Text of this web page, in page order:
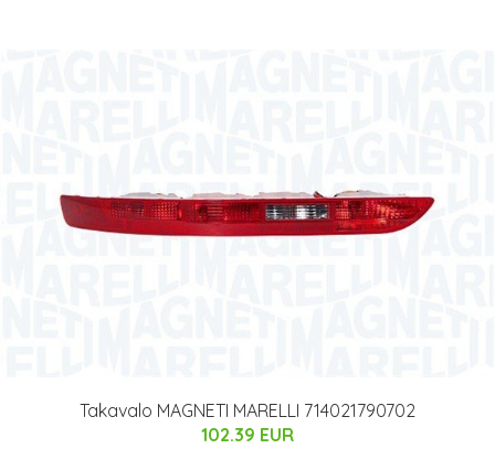
Takavalo MAGNETI MARELLI 714021790702
102.39 EUR